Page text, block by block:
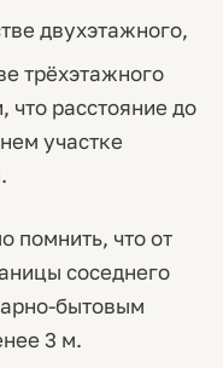
двухэтажного,
трёхэтажного
что расстояние до
участке
помнить, что от
соседнего
бытовым
3 м.